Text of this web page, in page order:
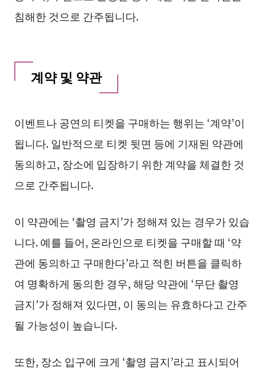
침해한 것으로 간주됩니다.
계약 및 약관
이벤트나 공연의 티켓을 구매하는 행위는 ‘계약’이
됩니다. 일반적으로 티켓 뒷면 등에 기재된 약관에
동의하고, 장소에 입장하기 위한 계약을 체결한 것
으로 간주됩니다.
이 약관에는 ‘촬영 금지’가 정해져 있는 경우가 있습
니다. 예를 들어, 온라인으로 티켓을 구매할 때 ‘약
관에 동의하고 구매한다’라고 적힌 버튼을 클릭하
여 명확하게 동의한 경우, 해당 약관에 ‘무단 촬영
금지’가 정해져 있다면, 이 동의는 유효하다고 간주
될 가능성이 높습니다.
또한, 장소 입구에 크게 ‘촬영 금지’라고 표시되어